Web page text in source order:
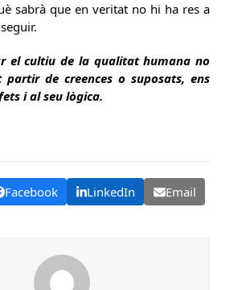
sabrà que en veritat no hi ha res a
el cultiu de la qualitat humana no
partir de creences o suposats, ens
i al seu lògica.
Facebook LinkedIn Email